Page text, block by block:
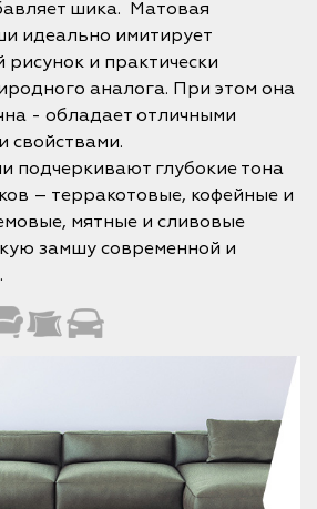
шика. Матовая
идеально имитирует
рисунок и практически
аналога. При этом она
- обладает отличными
свойствами.
подчеркивают глубокие тона
– терракотовые, кофейные и
мятные и сливовые
замшу современной и